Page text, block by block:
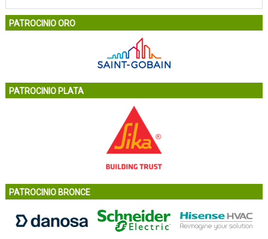
PATROCINIO ORO
PATROCINIO PLATA
PATROCINIO BRONCE